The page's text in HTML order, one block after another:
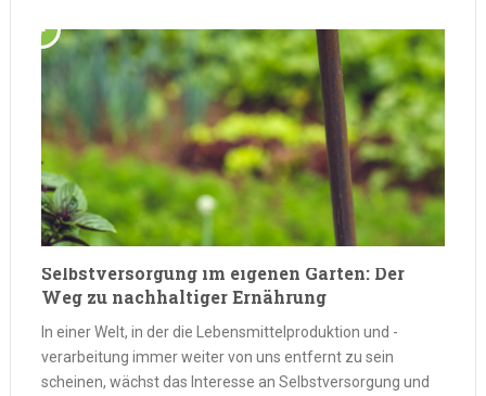
Selbstversorgung im eigenen Garten: Der
Weg zu nachhaltiger Ernährung
In einer Welt, in der die Lebensmittelproduktion und -
verarbeitung immer weiter von uns entfernt zu sein
scheinen, wächst das Interesse an Selbstversorgung und